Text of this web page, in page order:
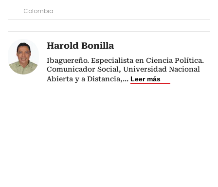
Colombia
Harold Bonilla
Ibaguereño. Especialista en Ciencia Política.
Comunicador Social, Universidad Nacional
Abierta y a Distancia,... Leer más